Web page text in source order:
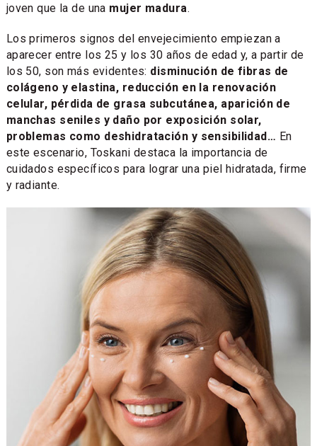
joven que la de una mujer madura.
Los primeros signos del envejecimiento empiezan a
aparecer entre los 25 y los 30 años de edad y, a partir de
los 50, son más evidentes: disminución de fibras de
colágeno y elastina, reducción en la renovación
celular, pérdida de grasa subcutánea, aparición de
manchas seniles y daño por exposición solar,
problemas como deshidratación y sensibilidad… En
este escenario, Toskani destaca la importancia de
cuidados específicos para lograr una piel hidratada, firme
y radiante.